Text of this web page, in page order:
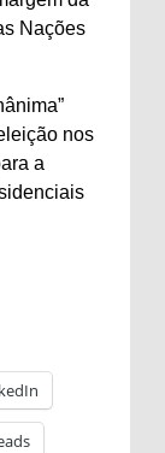
Nações
nos
a